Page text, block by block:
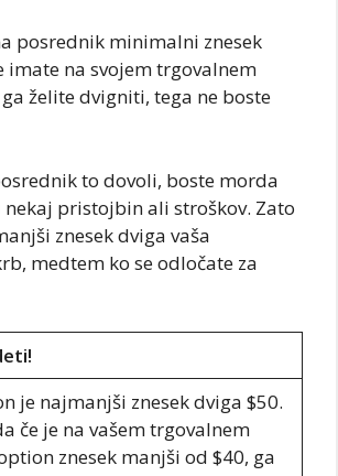
posrednik minimalni znesek
imate na svojem trgovalnem
želite dvigniti, tega ne boste
to dovoli, boste morda
pristojbin ali stroškov. Zato
znesek dviga vaša
medtem ko se odločate za
je najmanjši znesek dviga $50.
če je na vašem trgovalnem
znesek manjši od $40, ga